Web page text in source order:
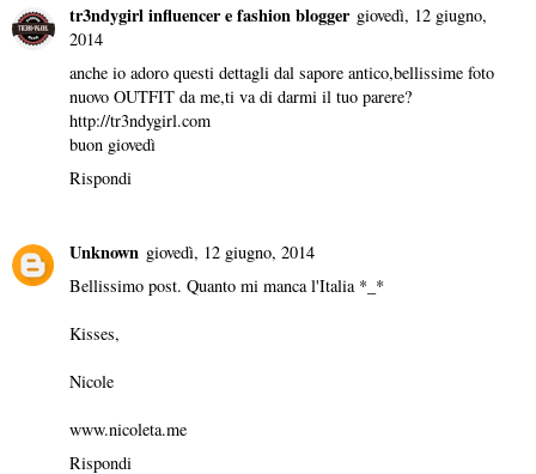
tr3ndygirl influencer e fashion blogger giovedì, 12 giugno,
2014
anche io adoro questi dettagli dal sapore antico,bellissime foto
nuovo OUTFIT da me,ti va di darmi il tuo parere?
http://tr3ndygirl.com
buon giovedì
Rispondi
Unknown giovedì, 12 giugno, 2014
Bellissimo post. Quanto mi manca l'Italia *_*
Kisses,
Nicole
www.nicoleta.me
Rispondi